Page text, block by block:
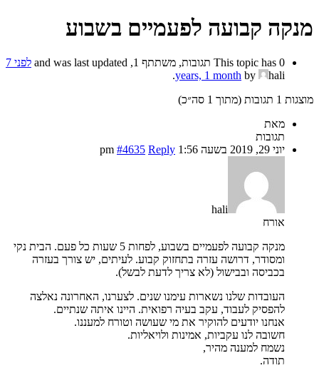
מנקה קבועה לפעמיים בשבוע
This topic has 0 תגובות, משתתף 1, and was last updated
לפני 7
years, 1 month by hali
.
מוצגות 1 תגובות (מתוך 1 סה״כ)
מאת
תגובות
יוני 29, 2019 בשעה 1:56 pm
#4635 Reply
hali
אורח
מנקה קבועה לפעמיים בשבוע, לפחות 5 שעות כל פעם. הבית נקי
ומסודר, דרושה עזרה בתחזוק קבוע. לעיתים, יש צורך בעזרה
בכביסה ובבישול (לא צריך לדעת לבשל).
העובדות שלנו נשארות עימנו שנים. לצערנו, האחרונה נאלצה
להפסיק לעבוד, עקב בעיה רפואית. היינו איתה שנתיים.
אנחנו יודעים להוקיר את מי שעושה וטורח למעננו.
חשובה לנו עקביות, אמינות ולויאליות.
נשמח למענה מהיר,
תודה.